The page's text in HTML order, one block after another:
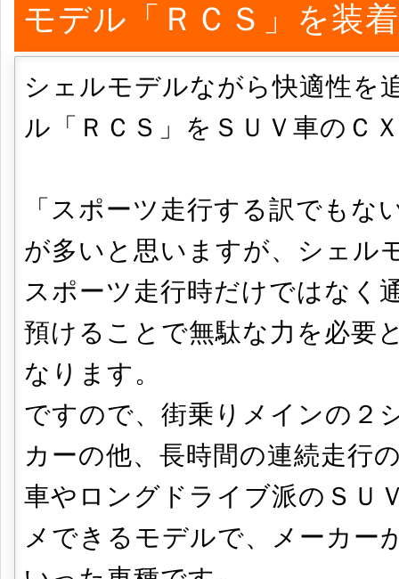
モデル「ＲＣＳ」を装
シェルモデルながら快適性を
ル「ＲＣＳ」をＳＵＶ車のＣ
「スポーツ走行する訳でも
が多いと思いますが、シェル
スポーツ走行時だけではなく
預けることで無駄な力を必要
なります。
ですので、街乗りメインの２
カーの他、長時間の連続走行
車やロングドライブ派のＳＵ
メできるモデルで、メーカー